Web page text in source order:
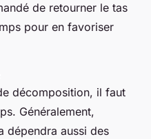
de retourner le tas
pour en favoriser
décomposition, il faut
Généralement,
dépendra aussi des